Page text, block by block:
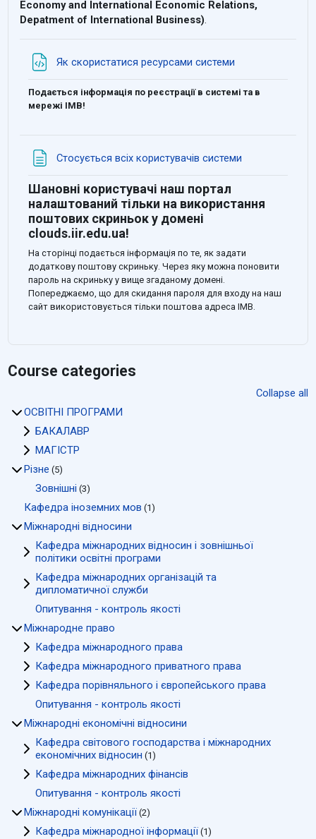
Economy and International Economic Relations,
Depatment of International Business).
Як скористатися ресурсами системи
Подається інформація по реєстрації в системі та в
мережі ІМВ!
Стосується всіх користувачів системи
Шановні користувачі наш портал
налаштований тільки на використання
поштових скриньок у домені
clouds.iir.edu.ua!
На сторінці подається інформація по те, як задати
додаткову поштову скриньку. Через яку можна поновити
пароль на скриньку у вище згаданому домені.
Попереджаємо, що для скидання пароля для входу на наш
сайт використовується тільки поштова адреса ІМВ.
Course categories
Collapse all
ОСВІТНІ ПРОГРАМИ
БАКАЛАВР
МАГІСТР
Різне (5)
Зовнішні (3)
Кафедра іноземних мов (1)
Міжнародні відносини
Кафедра міжнародних відносин і зовнішньої
політики освітні програми
Кафедра міжнародних організацій та
дипломатичної служби
Опитування - контроль якості
Міжнародне право
Кафедра міжнародного права
Кафедра міжнародного приватного права
Кафедра порівняльного і європейського права
Опитування - контроль якості
Міжнародні економічні відносини
Кафедра світового господарства і міжнародних
економічних відносин (1)
Кафедра міжнародних фінансів
Опитування - контроль якості
Міжнародні комунікації (2)
Кафедра міжнародної інформації (1)